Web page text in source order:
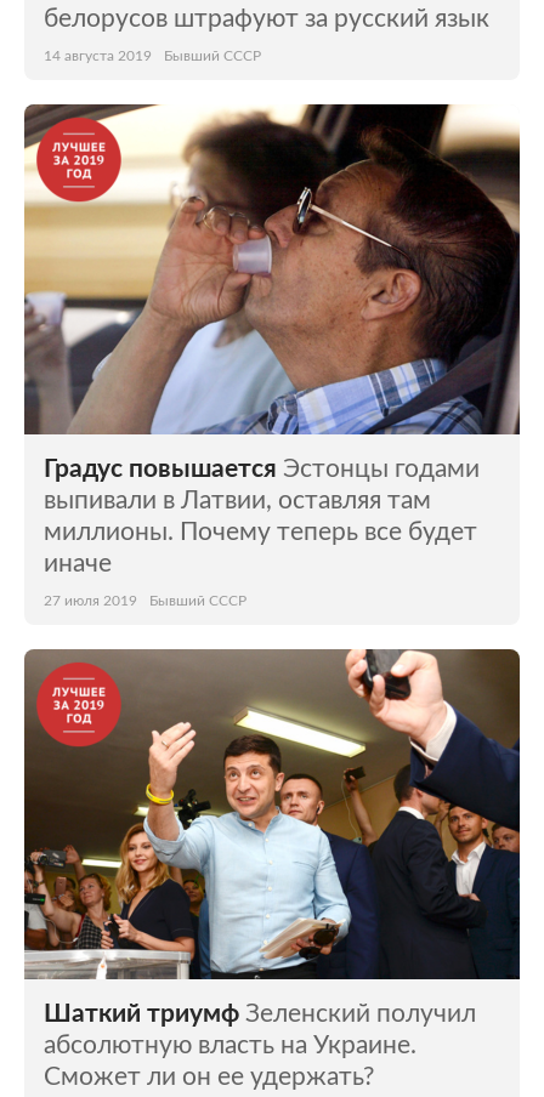
белорусов штрафуют за русский язык
14 августа 2019 Бывший СССР
Градус повышается Эстонцы годами
выпивали в Латвии, оставляя там
миллионы. Почему теперь все будет
иначе
27 июля 2019 Бывший СССР
Шаткий триумф Зеленский получил
абсолютную власть на Украине.
Сможет ли он ее удержать?